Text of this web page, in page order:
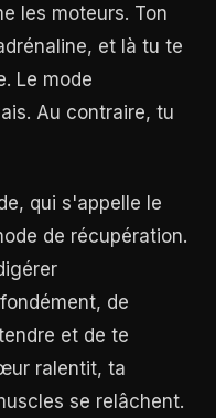
les moteurs. Ton
et là tu te
Le mode
Au contraire, tu
qui s'appelle le
de récupération.
de
et de te
ralentit, ta
se relâchent.